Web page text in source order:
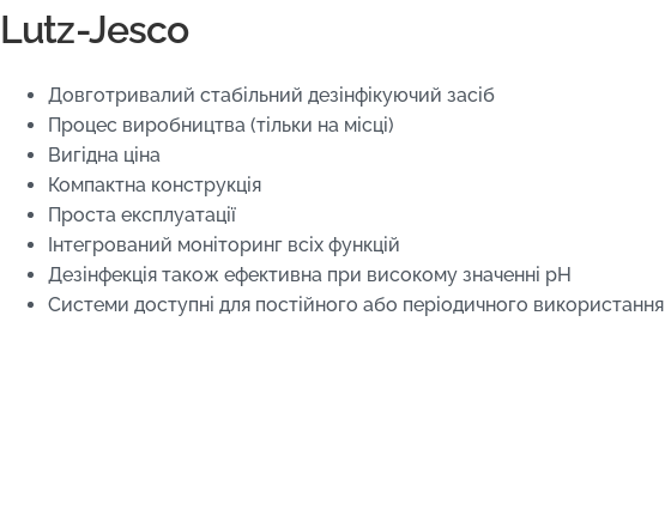
Lutz-Jesco
Довготривалий стабільний дезінфікуючий засіб
Процес виробництва (тільки на місці)
Вигідна ціна
Компактна конструкція
Проста експлуатації
Інтегрований моніторинг всіх функцій
Дезінфекція також ефективна при високому значенні рН
Системи доступні для постійного або періодичного використання